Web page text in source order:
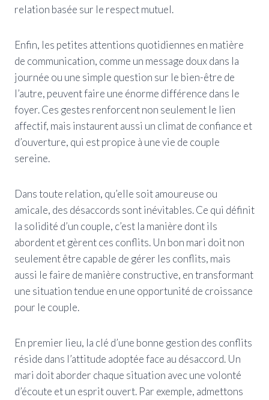
relation basée sur le respect mutuel.
Enfin, les petites attentions quotidiennes en matière
de communication, comme un message doux dans la
journée ou une simple question sur le bien-être de
l’autre, peuvent faire une énorme différence dans le
foyer. Ces gestes renforcent non seulement le lien
affectif, mais instaurent aussi un climat de confiance et
d’ouverture, qui est propice à une vie de couple
sereine.
Dans toute relation, qu’elle soit amoureuse ou
amicale, des désaccords sont inévitables. Ce qui définit
la solidité d’un couple, c’est la manière dont ils
abordent et gèrent ces conflits. Un bon mari doit non
seulement être capable de gérer les conflits, mais
aussi le faire de manière constructive, en transformant
une situation tendue en une opportunité de croissance
pour le couple.
En premier lieu, la clé d’une bonne gestion des conflits
réside dans l’attitude adoptée face au désaccord. Un
mari doit aborder chaque situation avec une volonté
d’écoute et un esprit ouvert. Par exemple, admettons